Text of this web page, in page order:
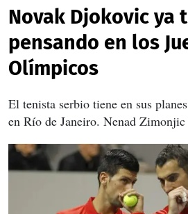
Novak Djokovic ya
pensando en los
Olímpicos
El tenista serbio tiene en sus
en Río de Janeiro. Nenad Zimonjic